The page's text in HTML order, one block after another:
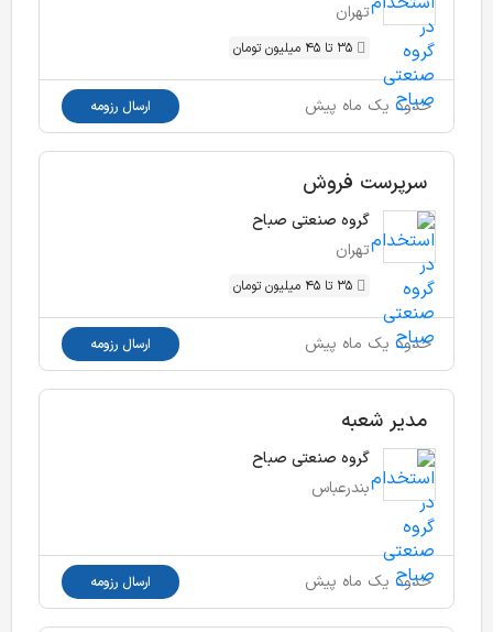
تهران
35 تا 45 میلیون تومان
حدود یک ماه پیش ارسال رزومه
سرپرست فروش
گروه صنعتی صباح
تهران
35 تا 45 میلیون تومان
حدود یک ماه پیش ارسال رزومه
مدیر شعبه
گروه صنعتی صباح
بندرعباس
حدود یک ماه پیش ارسال رزومه